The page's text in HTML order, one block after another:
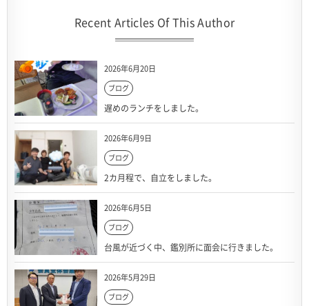
Recent Articles Of This Author
2026年6月20日
ブログ
遅めのランチをしました。
2026年6月9日
ブログ
2カ月程で、自立をしました。
2026年6月5日
ブログ
台風が近づく中、鑑別所に面会に行きました。
2026年5月29日
ブログ